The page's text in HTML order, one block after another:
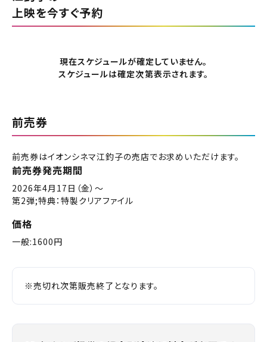
択しご購入ください。
その他の劇場を選ぶ
予約を確認・変更する
チケットの予約状況の確認及び予約を変更したい場合は、
下記リンクよりご確認ください。
予約を確認する
予約を変更する
北海道
北越
中部
近畿
中国・四国
九州
上映を今すぐ予約
現在スケジュールが確定していません。
スケジュールは確定次第表示されます。
前売券
前売券はイオンシネマ江釣子の売店でお求めいただけます。
前売券発売期間
2026年4月17日（金）〜
第2弾;特典：特製クリアファイル
価格
一般:1600円
※売切れ次第販売終了となります。
ワタシアター会員へのご登録が必要です。